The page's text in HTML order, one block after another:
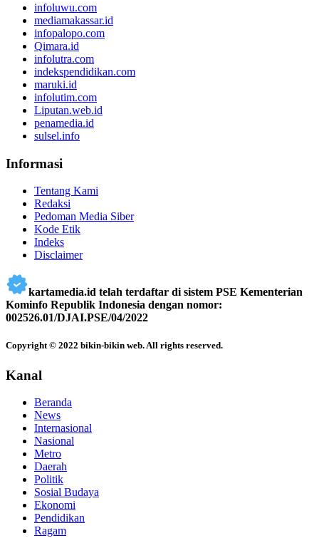
infoluwu.com
mediamakassar.id
infopalopo.com
Qimara.id
infolutra.com
indekspendidikan.com
maruki.id
infolutim.com
Liputan.web.id
penamedia.id
sulsel.info
Informasi
Tentang Kami
Redaksi
Pedoman Media Siber
Kode Etik
Indeks
Disclaimer
kartamedia.id telah terdaftar di sistem PSE Kementerian
Kominfo Republik Indonesia dengan nomor:
002526.01/DJAI.PSE/04/2022
Copyright © 2022 bikin-bikin web. All rights reserved.
Kanal
Beranda
News
Internasional
Nasional
Metro
Daerah
Politik
Sosial Budaya
Ekonomi
Pendidikan
Ragam